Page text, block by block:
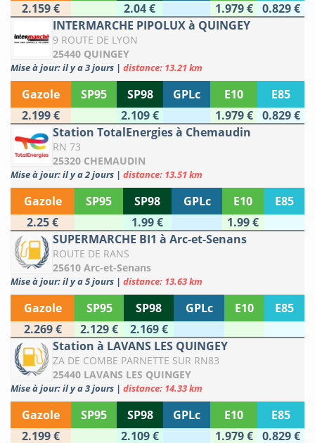
2.159 €
2.04 € 1.979 €
0.829 €
INTERMARCHE PIPOLUX à QUINGEY
9 ROUTE DE LYON
25440 QUINGEY
Mise à jour: il y a 3 jours | distance: 13.21 km
Gazole SP95 SP98 GPLc E10
E85
2.199 €
2.109 € 1.979 €
0.829 €
Station TotalEnergies à Chemaudin
RN 73
25320 CHEMAUDIN
Mise à jour: il y a 2 jours | distance: 13.51 km
Gazole SP95 SP98 GPLc E10
E85
2.25 €
1.99 €
1.99 €
SUPERMARCHE BI1 à Arc-et-Senans
ROUTE DE RANS
25610 Arc-et-Senans
Mise à jour: il y a 5 jours | distance: 13.63 km
Gazole SP95 SP98 GPLc E10
E85
2.269 €
2.129 €
2.169 €
Station à LAVANS LES QUINGEY
ZA DE COMBE PARNETTE SUR RN83
25440 LAVANS LES QUINGEY
Mise à jour: il y a 3 jours | distance: 14.33 km
Gazole SP95 SP98 GPLc E10
E85
2.199 €
2.109 € 1.979 €
0.829 €